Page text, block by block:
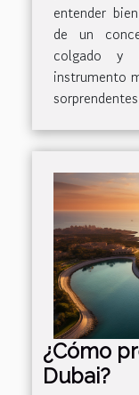
entender
de un
colgado y
instrumento
¿Cómo
Dubai?